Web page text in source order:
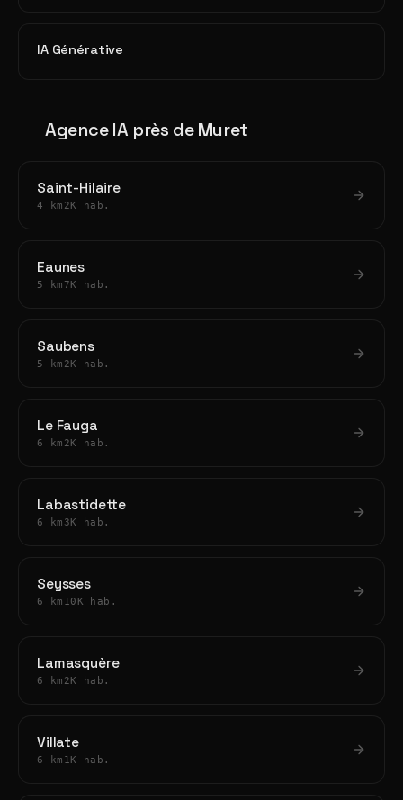
IA Générative
Agence IA près de Muret
Saint-Hilaire
4 km 2K hab.
Eaunes
5 km 7K hab.
Saubens
5 km 2K hab.
Le Fauga
6 km 2K hab.
Labastidette
6 km 3K hab.
Seysses
6 km 10K hab.
Lamasquère
6 km 2K hab.
Villate
6 km 1K hab.